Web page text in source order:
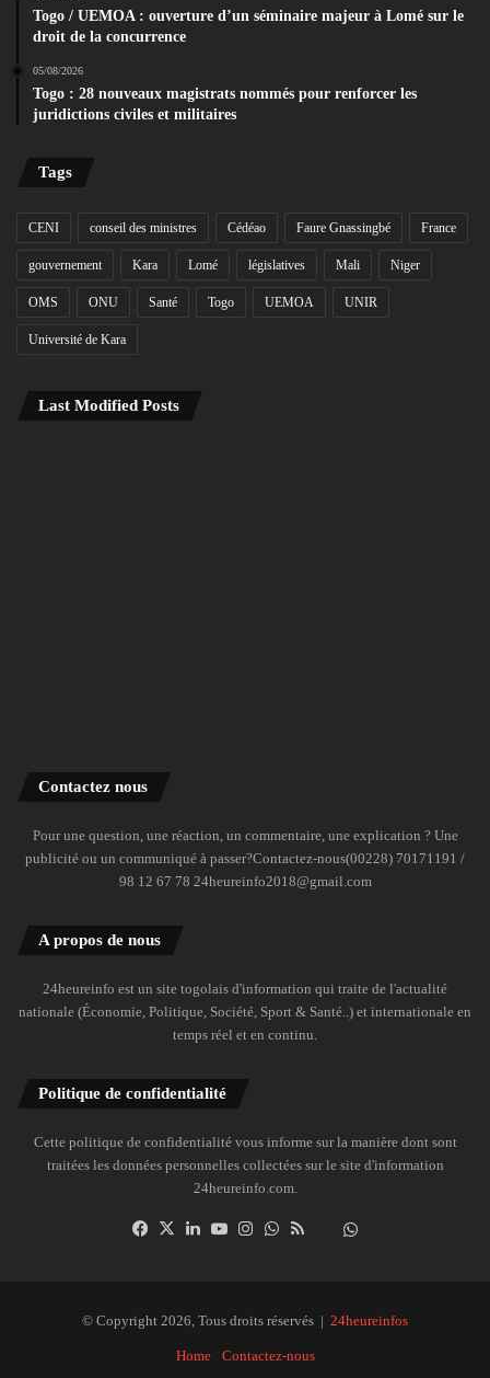
Togo / UEMOA : ouverture d’un séminaire majeur à Lomé sur le
droit de la concurrence
05/08/2026
Togo : 28 nouveaux magistrats nommés pour renforcer les
juridictions civiles et militaires
Tags
CENI conseil des ministres Cédéao Faure Gnassingbé France
gouvernement Kara Lomé législatives Mali Niger
OMS ONU Santé Togo UEMOA UNIR
Université de Kara
Last Modified Posts
Contactez nous
Pour une question, une réaction, un commentaire, une explication ? Une
publicité ou un communiqué à passer?Contactez-nous(00228) 70171191 /
98 12 67 78 24heureinfo2018@gmail.com
A propos de nous
24heureinfo est un site togolais d'information qui traite de l'actualité
nationale (Économie, Politique, Société, Sport & Santé..) et internationale en
temps réel et en continu.
Politique de confidentialité
Cette politique de confidentialité vous informe sur la manière dont sont
traitées les données personnelles collectées sur le site d'information
24heureinfo.com.
Facebook
X LinkedinYouTubeInstagramWhatsAppDailymotion
© Copyright 2026, Tous droits réservés | 24heureinfos
Home Contactez-nous